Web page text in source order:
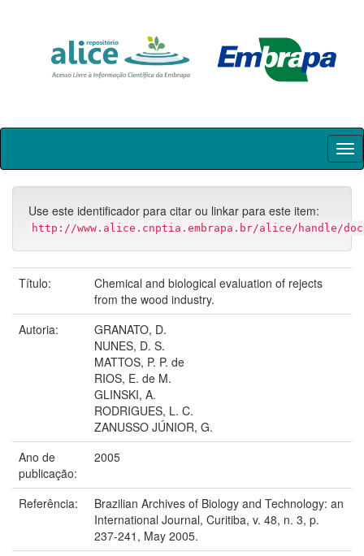
Skip
Use este identificador para citar ou linkar para este item:
http://www.alice.cnptia.embrapa.br/alice/handle/
Título:
Chemical and biological evaluation of rejects
from the wood industry.
Autoria:
GRANATO, D.
NUNES, D. S.
MATTOS, P. P. de
RIOS, E. de M.
GLINSKI, A.
RODRIGUES, L. C.
ZANUSSO JÚNIOR, G.
Ano de
publicação:
2005
Referência:
Brazilian Archives of Biology and Technology: an
International Journal, Curitiba, v. 48, n. 3, p.
237-241, May 2005.